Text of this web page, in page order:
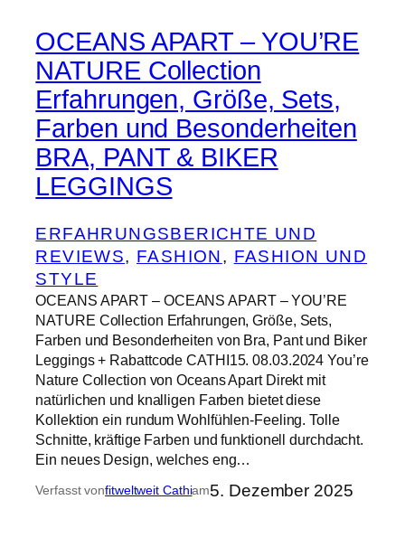
OCEANS APART – YOU’RE
NATURE Collection
Erfahrungen, Größe, Sets,
Farben und Besonderheiten
BRA, PANT & BIKER
LEGGINGS
ERFAHRUNGSBERICHTE UND
REVIEWS, FASHION, FASHION UND
STYLE
OCEANS APART – OCEANS APART – YOU’RE
NATURE Collection Erfahrungen, Größe, Sets,
Farben und Besonderheiten von Bra, Pant und Biker
Leggings + Rabattcode CATHI15. 08.03.2024 You’re
Nature Collection von Oceans Apart Direkt mit
natürlichen und knalligen Farben bietet diese
Kollektion ein rundum Wohlfühlen-Feeling. Tolle
Schnitte, kräftige Farben und funktionell durchdacht.
Ein neues Design, welches eng…
Verfasst vonfitweltweit Cathiam5. Dezember 2025